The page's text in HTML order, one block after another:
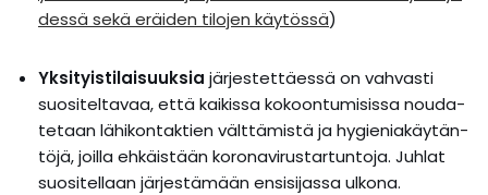
des­sä se­kä eräi­den ti­lo­jen käy­tös­sä)
Yk­si­tyis­ti­lai­suuk­sia jär­jes­tet­täes­sä on vah­vas­ti
suo­si­tel­ta­vaa, et­tä kai­kis­sa ko­koon­tu­mi­sis­sa nou­da­
te­taan lä­hi­kon­tak­tien vält­tä­mis­tä ja hy­gie­nia­käy­tän­
tö­jä, joil­la eh­käis­tään ko­ro­na­vi­rus­tar­tun­to­ja. Juh­lat
suo­si­tel­laan jär­jes­tä­mään en­si­si­jas­sa ul­ko­na.